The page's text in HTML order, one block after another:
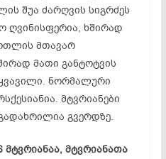
შუა ძარღვის სიგრძეს
ღვინისფერია, ხშირად
მთავარ
მათი განტოტვის
ნორმალური
მტვრიანები
გვერდზე.
მტვრიანათა